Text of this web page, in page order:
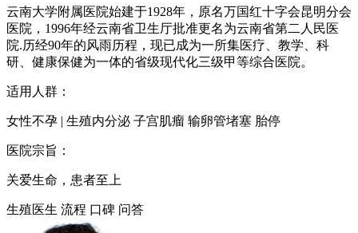
云南大学附属医院始建于1928年，原名万国红十字会昆明分会
医院，1996年经云南省卫生厅批准更名为云南省第二人民医
院.历经90年的风雨历程，现已成为一所集医疗、教学、科
研、健康保健为一体的省级现代化三级甲等综合医院。
适用人群：
女性不孕 | 生殖内分泌 子宫肌瘤 输卵管堵塞 胎停
医院宗旨：
关爱生命，患者至上
生殖医生 流程 口碑 问答